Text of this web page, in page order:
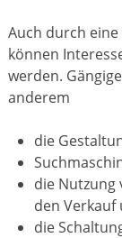
Auch durch
können
werden.
anderem
die
die Nutzung
den Verkauf
die